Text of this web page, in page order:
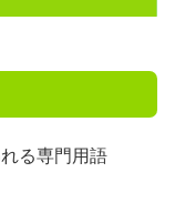
る専門用語